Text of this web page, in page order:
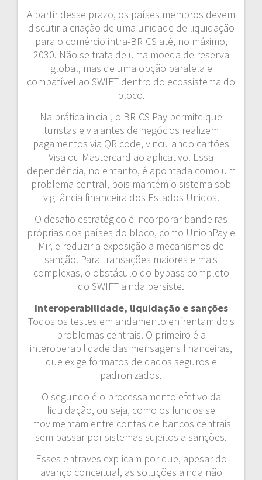
A partir desse prazo, os países membros devem
discutir a criação de uma unidade de liquidação
para o comércio intra-BRICS até, no máximo,
2030. Não se trata de uma moeda de reserva
global, mas de uma opção paralela e
compatível ao SWIFT dentro do ecossistema do
bloco.
Na prática inicial, o BRICS Pay permite que
turistas e viajantes de negócios realizem
pagamentos via QR code, vinculando cartões
Visa ou Mastercard ao aplicativo. Essa
dependência, no entanto, é apontada como um
problema central, pois mantém o sistema sob
vigilância financeira dos Estados Unidos.
O desafio estratégico é incorporar bandeiras
próprias dos países do bloco, como UnionPay e
Mir, e reduzir a exposição a mecanismos de
sanção. Para transações maiores e mais
complexas, o obstáculo do bypass completo
do SWIFT ainda persiste.
Interoperabilidade, liquidação e sanções
Todos os testes em andamento enfrentam dois
problemas centrais. O primeiro é a
interoperabilidade das mensagens financeiras,
que exige formatos de dados seguros e
padronizados.
O segundo é o processamento efetivo da
liquidação, ou seja, como os fundos se
movimentam entre contas de bancos centrais
sem passar por sistemas sujeitos a sanções.
Esses entraves explicam por que, apesar do
avanço conceitual, as soluções ainda não